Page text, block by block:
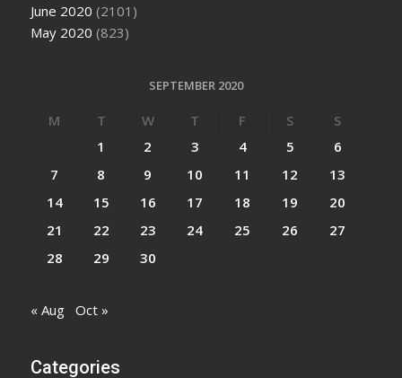
June 2020 (2101)
May 2020 (823)
SEPTEMBER 2020
M T W T F S
S
1
2 3 4 5
6
7
8 9 10 11 12
13
14
15 16 17 18 19
20
21
22 23 24 25 26
27
28
29 30
« Aug Oct »
Categories